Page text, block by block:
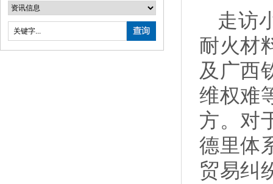
走访
耐火材
及广西
维权难
方。对
德里体
贸易纠